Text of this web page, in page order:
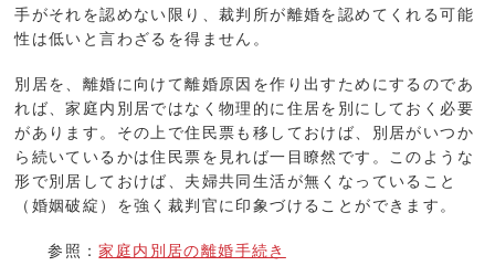
手がそれを認めない限り、裁判所が離婚を認めてくれる可能
性は低いと言わざるを得ません。
別居を、離婚に向けて離婚原因を作り出すためにするのであ
れば、家庭内別居ではなく物理的に住居を別にしておく必要
があります。その上で住民票も移しておけば、別居がいつか
ら続いているかは住民票を見れば一目瞭然です。このような
形で別居しておけば、夫婦共同生活が無くなっていること
（婚姻破綻）を強く裁判官に印象づけることができます。
参照：家庭内別居の離婚手続き